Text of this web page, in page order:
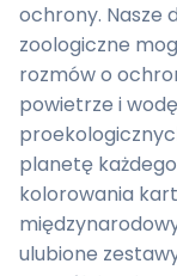
ochrony. Nasze
zoologiczne
rozmów o
powietrze i
planetę
kolorowania
ulubione